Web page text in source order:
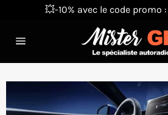
💥-10% avec le code promo :